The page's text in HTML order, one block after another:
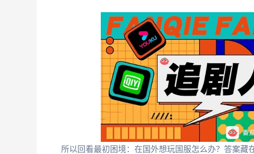
所以回看最初困境：在国外想玩国服怎么办？答案